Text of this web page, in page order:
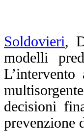
Soldovieri,
modelli
decisioni
prevenzione